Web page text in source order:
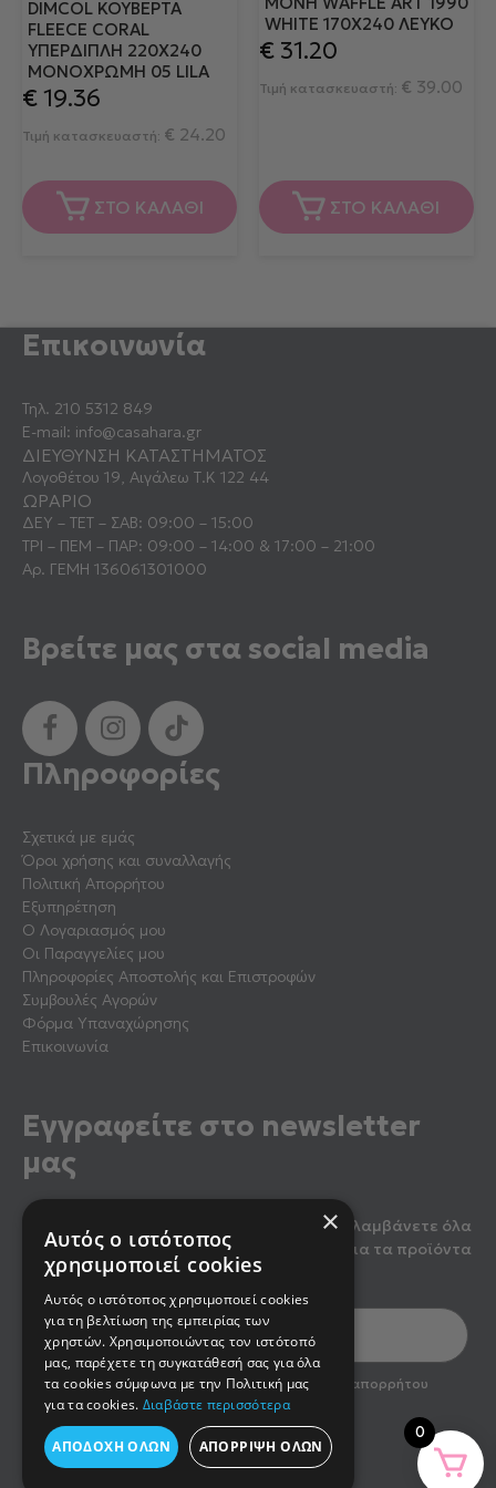
DIMCOL ΚΟΥΒΈΡΤΑ
FLEECE CORAL
ΥΠΈΡΔΙΠΛΗ 220X240
ΜΟΝΌΧΡΩΜΗ 05 LILA
€ 19.36
Τιμή κατασκευαστή: € 24.20
ΣΤΟ ΚΑΛΑΘΙ
WHITE 170X240 ΛΕΥΚΌ
€31.20
Τιμή κατασκευαστή: € 39.00
ΣΤΟ ΚΑΛΑΘΙ
Επικοινωνία
Τηλ. 210 5312 849
E-mail: info@casahara.gr
ΔΙΕΥΘΥΝΣΗ ΚΑΤΑΣΤΗΜΑΤΟΣ
Λογοθέτου 19, Αιγάλεω Τ.Κ 122 44
ΩΡΑΡΙΟ
ΔΕΥ – ΤΕΤ – ΣΑΒ: 09:00 – 15:00
ΤΡΙ – ΠΕΜ – ΠΑΡ: 09:00 – 14:00 & 17:00 – 21:00
Αρ. ΓΕΜΗ 136061301000
Βρείτε μας στα social media
Πληροφορίες
Σχετικά με εμάς
Όροι χρήσης και συναλλαγής
Πολιτική Απορρήτου
Εξυπηρέτηση
Ο Λογαριασμός μου
Οι Παραγγελίες μου
Πληροφορίες Αποστολής και Επιστροφών
Συμβουλές Αγορών
Φόρμα Υπαναχώρησης
Επικοινωνία
Εγγραφείτε στο newsletter
μας
Κάντε εγγραφή στο newsletter μας για να λαμβάνετε όλα
τα τελευταία νέα, καθώς και προσφορές για τα προϊόντα
μας.
optin2Έχω διαβάσει και αποδέχομαι την πολιτική απορρήτου
του newsletter
Εγγραφή
0
×
Αυτός ο ιστότοπος
χρησιμοποιεί cookies
Αυτός ο ιστότοπος χρησιμοποιεί cookies
για τη βελτίωση της εμπειρίας των
χρηστών. Χρησιμοποιώντας τον ιστότοπό
μας, παρέχετε τη συγκατάθεσή σας για όλα
τα cookies σύμφωνα με την Πολιτική μας
για τα cookies. Διαβάστε περισσότερα
ΑΠΟΔΟΧΉ ΌΛΩΝ ΑΠΌΡΡΙΨΗ ΌΛΩΝ